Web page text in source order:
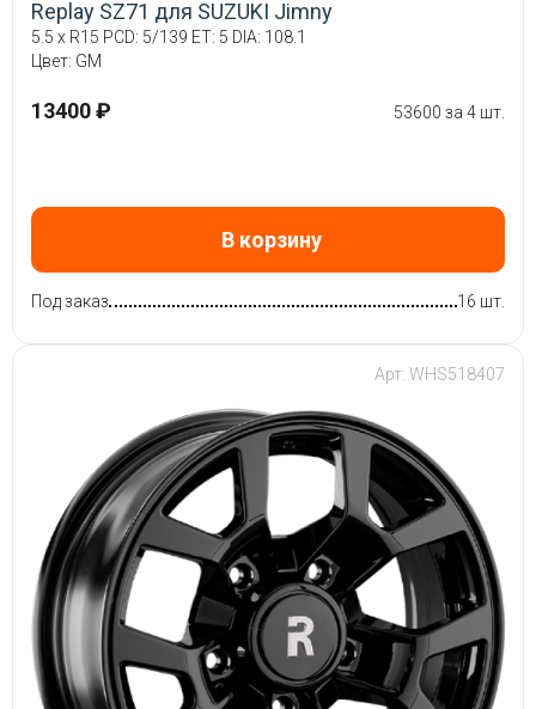
Replay SZ71 для SUZUKI Jimny
5.5 x R15 PCD: 5/139 ET: 5 DIA: 108.1
Цвет: GM
13400 ₽ 53600 за 4 шт.
В корзину
Под заказ 16 шт.
Арт: WHS518407